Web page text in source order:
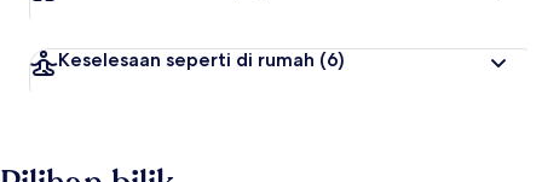
Keselesaan seperti di rumah (6)